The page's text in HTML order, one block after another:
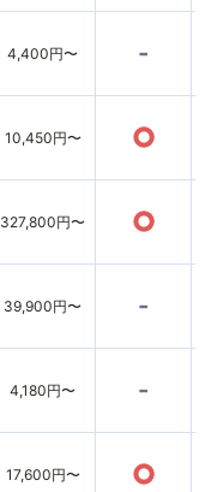
4,400円〜 -
10,450円〜 ○
327,800円〜 ○
39,900円〜 -
4,180円〜 -
17,600円〜 ○